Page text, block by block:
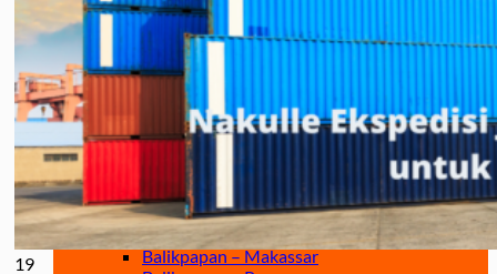
Makassar – Fakfak
Makassar – Tual
Makassar – Jayapura
Makassar – Kaimana
Makassar – Sorong
Makassar – Manokwari
Makassar – Merauke
Makassar – Nabire
Makassar – Papua
Makassar – Serui
Balikpapan
Balikpapan – Makassar
19